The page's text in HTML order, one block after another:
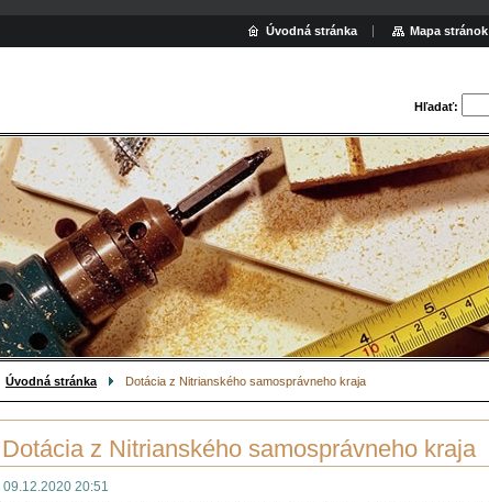
Hľadať:
Úvodná stránka Dotácia z Nitrianského samosprávneho kraja
Dotácia z Nitrianského samosprávneho kraja
09.12.2020 20:51
Úvodná stránka Mapa stránok